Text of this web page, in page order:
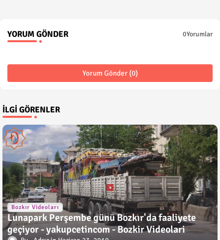
YORUM GÖNDER 0Yorumlar
Yorum Gönder (0)
İLGI GÖRENLER
Bozkır Videoları
Lunapark Perşembe günü Bozkır'da faaliyete
geçiyor - yakupcetincom - Bozkir Videolari